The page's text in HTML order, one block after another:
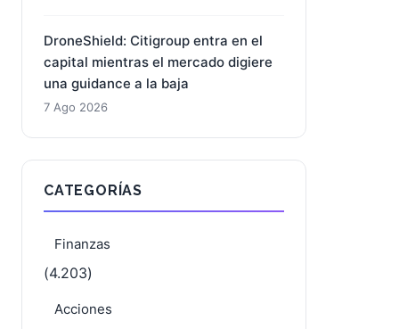
DroneShield: Citigroup entra en el
capital mientras el mercado digiere
una guidance a la baja
7 Ago 2026
CATEGORÍAS
Finanzas
(4.203)
Acciones